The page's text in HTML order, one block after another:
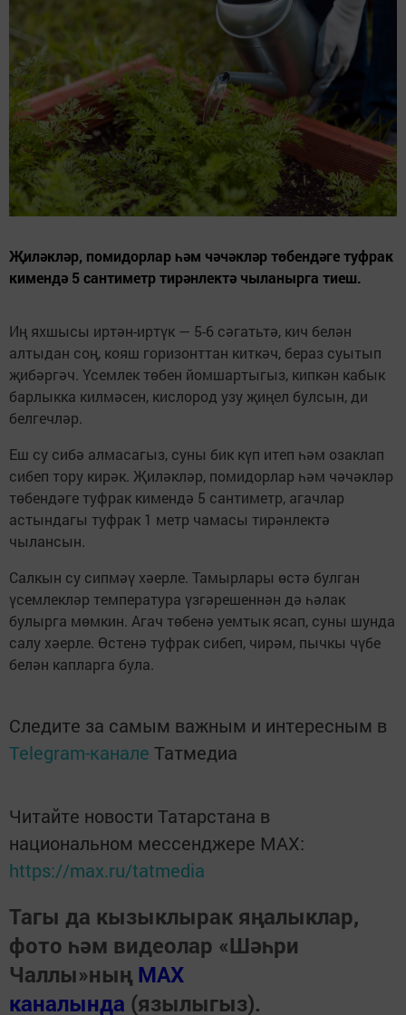
Җиләкләр, помидорлар һәм чәчәкләр төбендәге туфрак
кимендә 5 сантиметр тирәнлектә чыланырга тиеш.
Иң яхшысы иртән-иртүк — 5-6 сәгатьтә, кич белән
алтыдан соң, кояш горизонттан киткәч, бераз суытып
җибәргәч. Үсемлек төбен йомшартыгыз, кипкән кабык
барлыкка килмәсен, кислород узу җиңел булсын, ди
белгечләр.
Еш су сибә алмасагыз, суны бик күп итеп һәм озаклап
сибеп тору кирәк. Җиләкләр, помидорлар һәм чәчәкләр
төбендәге туфрак кимендә 5 сантиметр, агачлар
астындагы туфрак 1 метр чамасы тирәнлектә
чылансын.
Салкын су сипмәү хәерле. Тамырлары өстә булган
үсемлекләр температура үзгәрешеннән дә һәлак
булырга мөмкин. Агач төбенә уемтык ясап, суны шунда
салу хәерле. Өстенә туфрак сибеп, чирәм, пычкы чүбе
белән капларга була.
Следите за самым важным и интересным в
Telegram-канале Татмедиа
Читайте новости Татарстана в
национальном мессенджере MАХ:
https://max.ru/tatmedia
Тагы да кызыклырак яңалыклар,
фото һәм видеолар «Шәһри
Чаллы»ның MAX
каналында (язылыгыз).